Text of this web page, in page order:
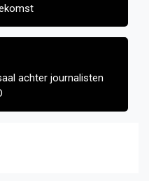
achter journalisten